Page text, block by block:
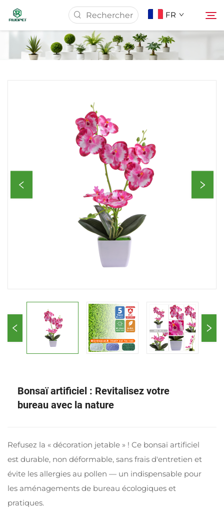
FR
À Propos De Nous
Télécharger
Bonsaï artificiel : Revitalisez votre
bureau avec la nature
Refusez la « décoration jetable » ! Ce bonsaï artificiel
est durable, non déformable, sans frais d'entretien et
évite les allergies au pollen — un indispensable pour
les aménagements de bureau écologiques et
pratiques.